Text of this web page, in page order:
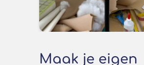
Maak je eigen